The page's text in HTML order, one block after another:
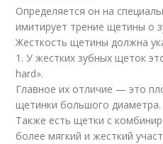
Определяется он на
имитирует трение щетины о
Жесткость щетины должна
1. У жестких зубных щеток
hard».
Главное их отличие — это
щетинки большого диаметра.
Также есть щетки с
более мягкий и жесткий